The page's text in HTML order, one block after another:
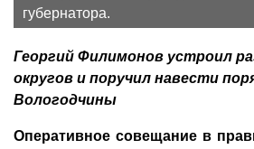
губернатора.
Георгий Филимонов устроил
округов и поручил навести
Вологодчины
Оперативное совещание в